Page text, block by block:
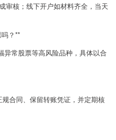
审核；线下开户如材料齐全，当天
？**
异常股票等高风险品种，具体以合
合同、保留转账凭证，并定期核